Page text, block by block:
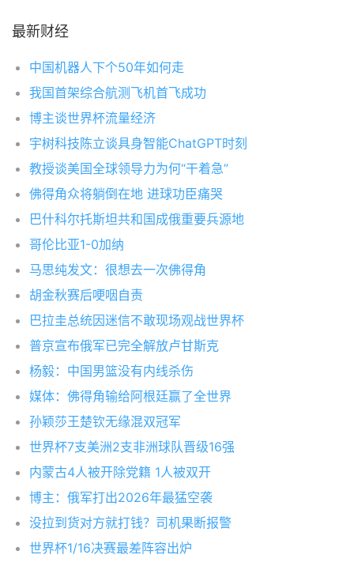
最新财经
中国机器人下个50年如何走
我国首架综合航测飞机首飞成功
博主谈世界杯流量经济
宇树科技陈立谈具身智能ChatGPT时刻
教授谈美国全球领导力为何“干着急”
佛得角众将躺倒在地 进球功臣痛哭
巴什科尔托斯坦共和国成俄重要兵源地
哥伦比亚1-0加纳
马思纯发文：很想去一次佛得角
胡金秋赛后哽咽自责
巴拉圭总统因迷信不敢现场观战世界杯
普京宣布俄军已完全解放卢甘斯克
杨毅：中国男篮没有内线杀伤
媒体：佛得角输给阿根廷赢了全世界
孙颖莎王楚钦无缘混双冠军
世界杯7支美洲2支非洲球队晋级16强
内蒙古4人被开除党籍 1人被双开
博主：俄军打出2026年最猛空袭
没拉到货对方就打钱？司机果断报警
世界杯1/16决赛最差阵容出炉